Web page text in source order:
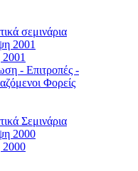
σεμινάρια
2001
- Επιτροπές -
Φορείς
Σεμινάρια
2000
2000